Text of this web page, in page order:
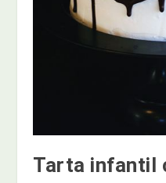
Tarta infantil